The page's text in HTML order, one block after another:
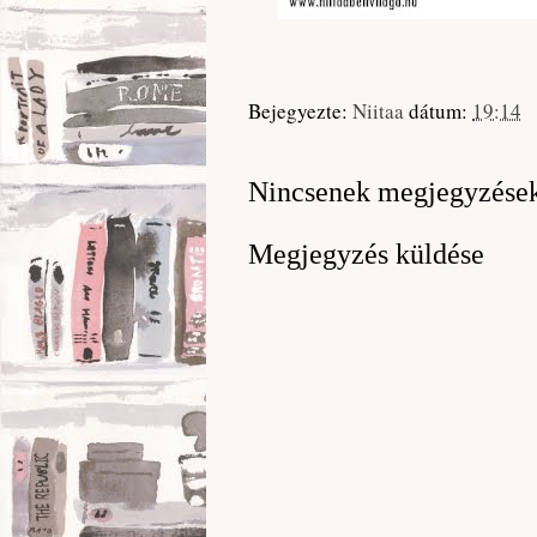
Bejegyezte: Niitaadátum: 19:14
Nincsenek
Megjegyzés küldése